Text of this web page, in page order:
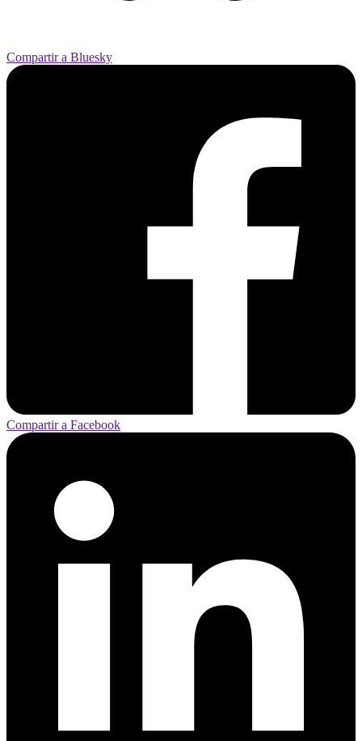
Compartir a Bluesky
Compartir a Facebook